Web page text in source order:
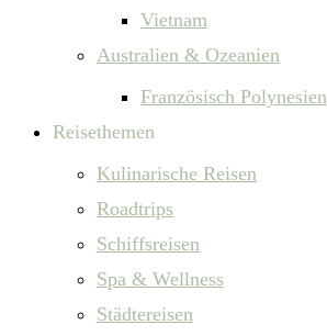
Vietnam
Australien & Ozeanien
Französisch Polynesien
Reisethemen
Kulinarische Reisen
Roadtrips
Schiffsreisen
Spa & Wellness
Städtereisen